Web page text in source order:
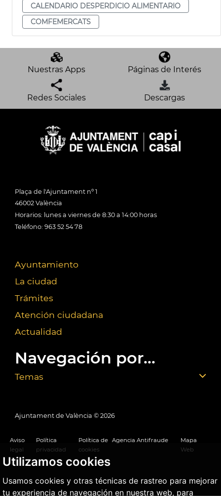
Utilizamos cookies
Usamos cookies y otras técnicas de rastreo para mejorar
tu experiencia de navegación en nuestra web, para
CALENDARIO DESPERDICIO ALIMENTARIO
COMFEMERCATS
Nuestras Apps Páginas de Interés
Redes Sociales Descargas
Plaça de l'Ajuntament nº 1
46002 València
Horarios: lunes a viernes de 8:30 a 14:00 horas
Teléfono: 963 52 54 78
Ayuntamiento
La ciudad
Trámites
Atención ciudadana
Actualidad
Navegación por...
Temas
Ajuntament de València © 2026
Aviso
legal
Política
privacidad
Política de
cookies
Agencia Antifraude
Mapa
Web